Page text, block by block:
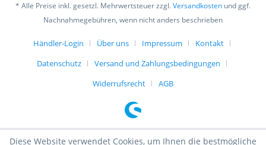
Ich habe dieDatenschutzerklärunggelesen,
verstanden und stimme zu. *
* Alle Preise inkl. gesetzl. Mehrwertsteuer zzgl.Versandkosten und ggf.
Nachnahmegebühren, wenn nicht anders beschrieben
Händler-Login Über uns Impressum
Kontakt
Datenschutz
Versand und Zahlungsbedingungen
Widerrufsrecht
AGB
Diese Website verwendet Cookies, um Ihnen die bestmögliche